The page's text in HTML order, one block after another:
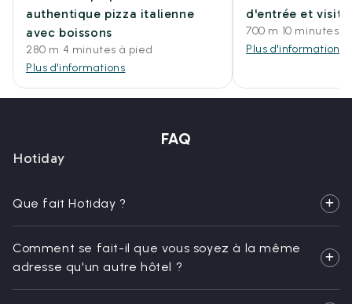
authentique pizza italienne
avec boissons
280 m 4 minutes à pied
Plus d'informations
d'entrée et
700 m 10 minutes
Plus d'informations
FAQ
Hotiday
Que fait Hotiday ?
Comment se fait-il que vous soyez à la même
adresse qu'un autre hôtel ?